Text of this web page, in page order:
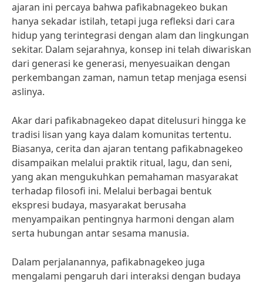
ajaran ini percaya bahwa pafikabnagekeo bukan
hanya sekadar istilah, tetapi juga refleksi dari cara
hidup yang terintegrasi dengan alam dan lingkungan
sekitar. Dalam sejarahnya, konsep ini telah diwariskan
dari generasi ke generasi, menyesuaikan dengan
perkembangan zaman, namun tetap menjaga esensi
aslinya.
Akar dari pafikabnagekeo dapat ditelusuri hingga ke
tradisi lisan yang kaya dalam komunitas tertentu.
Biasanya, cerita dan ajaran tentang pafikabnagekeo
disampaikan melalui praktik ritual, lagu, dan seni,
yang akan mengukuhkan pemahaman masyarakat
terhadap filosofi ini. Melalui berbagai bentuk
ekspresi budaya, masyarakat berusaha
menyampaikan pentingnya harmoni dengan alam
serta hubungan antar sesama manusia.
Dalam perjalanannya, pafikabnagekeo juga
mengalami pengaruh dari interaksi dengan budaya